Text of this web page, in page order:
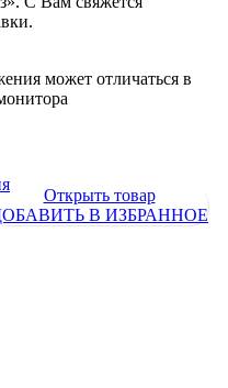
может отличаться в
Открыть товар
В ИЗБРАННОЕ